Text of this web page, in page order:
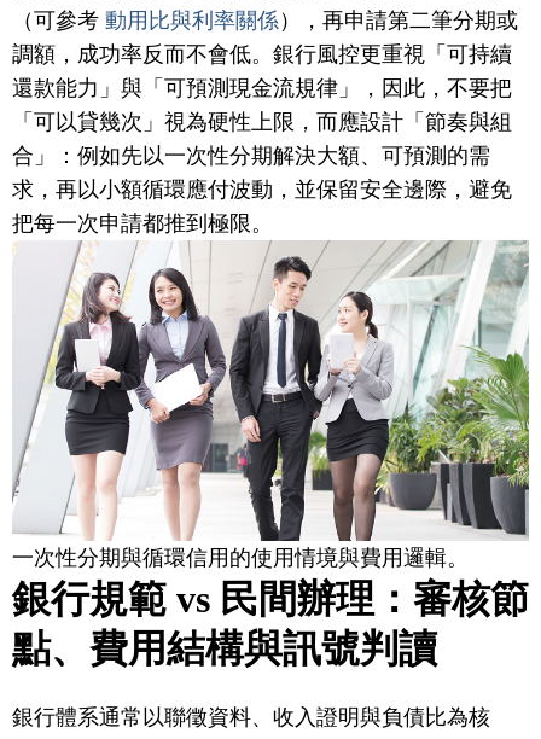
（可參考 動用比與利率關係 ），再申請第二筆分期或
調額，成功率反而不會低。銀行風控更重視「可持續
還款能力」與「可預測現金流規律」，因此，不要把
「可以貸幾次」視為硬性上限，而應設計「節奏與組
合」：例如先以一次性分期解決大額、可預測的需
求，再以小額循環應付波動，並保留安全邊際，避免
把每一次申請都推到極限。
一次性分期與循環信用的使用情境與費用邏輯。
銀行規範 vs 民間辦理：審核節
點、費用結構與訊號判讀
銀行體系通常以聯徵資料、收入證明與負債比為核